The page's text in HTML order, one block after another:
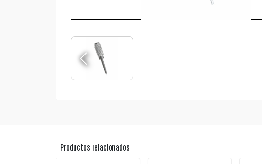
Productos relacionados